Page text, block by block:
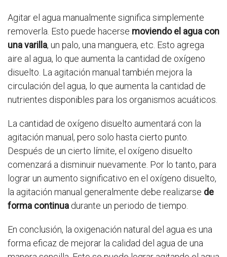
Agitar el agua manualmente significa simplemente
removerla. Esto puede hacerse moviendo el agua con
una varilla, un palo, una manguera, etc. Esto agrega
aire al agua, lo que aumenta la cantidad de oxígeno
disuelto. La agitación manual también mejora la
circulación del agua, lo que aumenta la cantidad de
nutrientes disponibles para los organismos acuáticos.
La cantidad de oxígeno disuelto aumentará con la
agitación manual, pero solo hasta cierto punto.
Después de un cierto límite, el oxígeno disuelto
comenzará a disminuir nuevamente. Por lo tanto, para
lograr un aumento significativo en el oxígeno disuelto,
la agitación manual generalmente debe realizarse de
forma continua durante un periodo de tiempo.
En conclusión, la oxigenación natural del agua es una
forma eficaz de mejorar la calidad del agua de una